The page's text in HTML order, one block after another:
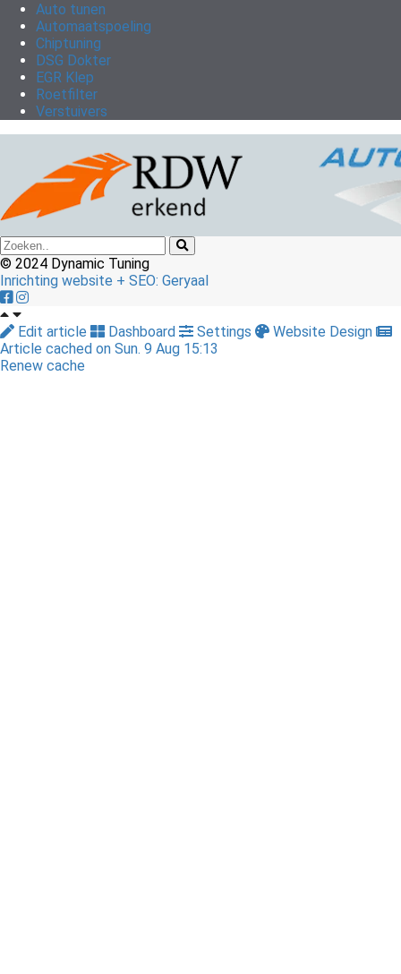
Auto tunen
Automaatspoeling
Chiptuning
DSG Dokter
EGR Klep
Roetfilter
Verstuivers
© 2024 Dynamic Tuning
Inrichting website + SEO: Geryaal
Edit article Dashboard Settings
Website Design
Article cached on Sun. 9 Aug 15:13
Renew cache